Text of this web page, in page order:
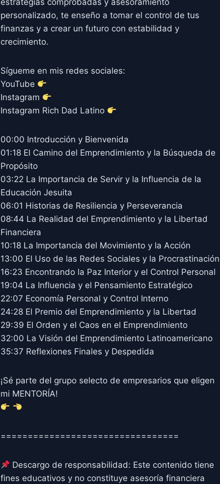
estrategias comprobadas y asesoramiento
personalizado, te enseño a tomar el control de tus
finanzas y a crear un futuro con estabilidad y
crecimiento.
Sígueme en mis redes sociales:
YouTube
Instagram
Instagram Rich Dad Latino
00:00 Introducción y Bienvenida
01:18 El Camino del Emprendimiento y la Búsqueda de
Propósito
03:22 La Importancia de Servir y la Influencia de la
Educación Jesuita
06:01 Historias de Resiliencia y Perseverancia
08:44 La Realidad del Emprendimiento y la Libertad
Financiera
10:18 La Importancia del Movimiento y la Acción
13:00 El Uso de las Redes Sociales y la Procrastinación
16:23 Encontrando la Paz Interior y el Control Personal
19:04 La Influencia y el Pensamiento Estratégico
22:07 Economía Personal y Control Interno
24:28 El Premio del Emprendimiento y la Libertad
29:39 El Orden y el Caos en el Emprendimiento
32:00 La Visión del Emprendimiento Latinoamericano
35:37 Reflexiones Finales y Despedida
¡Sé parte del grupo selecto de empresarios que eligen
mi MENTORÍA!
=================================
Descargo de responsabilidad: Este contenido tiene
fines educativos y no constituye asesoría financiera